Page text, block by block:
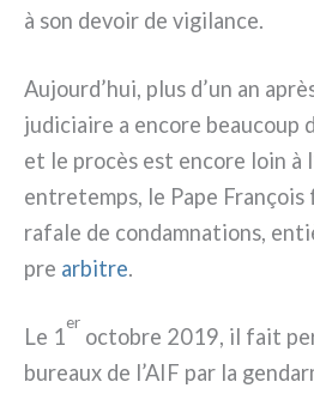
à son devoir de vigi­lan­ce.
Aujourd’hui, plus d’un an
judi­ciai­re a enco­re beau­coup
et le pro­cès est enco­re loin à
entre­temps, le Pape
rafa­le de con­dam­na­tions,
pre arbi­tre.
Le 1
er
octo­bre 2019, il fait
bureaux de l’AIF par la